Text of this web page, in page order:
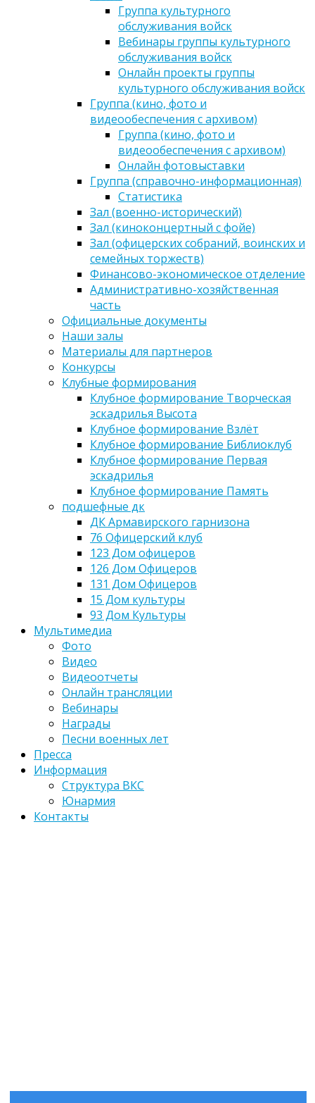
Группа культурного
обслуживания войск
Вебинары группы культурного
обслуживания войск
Онлайн проекты группы
культурного обслуживания войск
Группа (кино, фото и
видеообеспечения с архивом)
Группа (кино, фото и
видеообеспечения с архивом)
Онлайн фотовыставки
Группа (справочно-информационная)
Статистика
Зал (военно-исторический)
Зал (киноконцертный с фойе)
Зал (офицерских собраний, воинских и
семейных торжеств)
Финансово-экономическое отделение
Административно-хозяйственная
часть
Официальные документы
Наши залы
Материалы для партнеров
Конкурсы
Клубные формирования
Клубное формирование Творческая
эскадрилья Высота
Клубное формирование Взлёт
Клубное формирование Библиоклуб
Клубное формирование Первая
эскадрилья
Клубное формирование Память
подшефные дк
ДК Армавирского гарнизона
76 Офицерский клуб
123 Дом офицеров
126 Дом Офицеров
131 Дом Офицеров
15 Дом культуры
93 Дом Культуры
Мультимедиа
Фото
Видео
Видеоотчеты
Онлайн трансляции
Вебинары
Награды
Песни военных лет
Пресса
Информация
Структура ВКС
Юнармия
Контакты